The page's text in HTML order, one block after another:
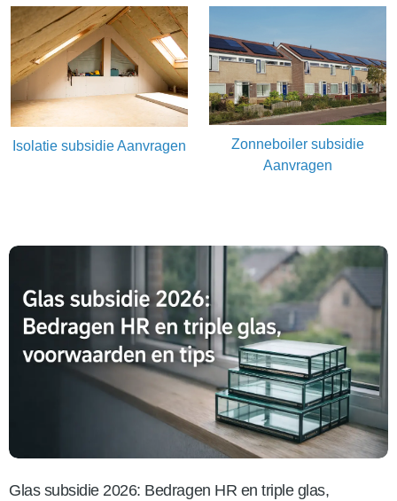
Isolatie subsidie Aanvragen
Zonneboiler subsidie
Aanvragen
Glas subsidie 2026: Bedragen HR en triple glas,